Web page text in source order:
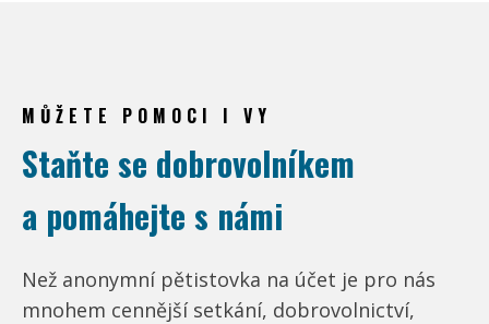
MŮŽETE POMOCI I VY
Staňte se dobrovolníkem
a pomáhejte s námi
Než anonymní pětistovka na účet je pro nás
mnohem cennější setkání, dobrovolnictví,